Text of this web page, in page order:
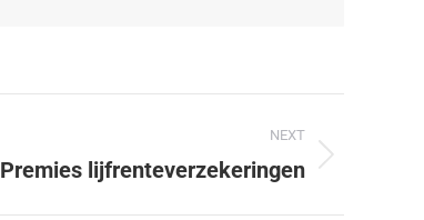
NEXT
Premies lijfrenteverzekeringen